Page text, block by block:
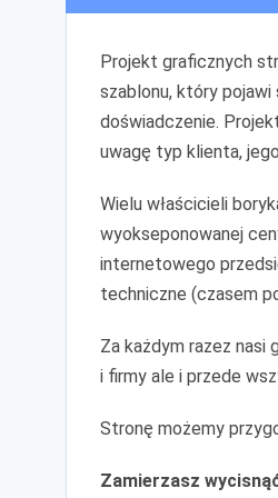
Projekt graficznych
szablonu, który
doświadczenie.
uwagę typ klienta,
Wielu właścicieli
wyokseponowanej
internetowego
techniczne (czasem
Za każdym razez nasi
i firmy ale i przede
Stronę możemy
Zamierzasz